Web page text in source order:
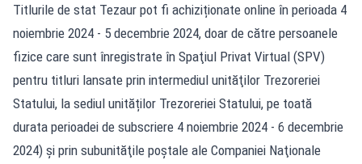
Titlurile de stat Tezaur pot fi achiziționate online în perioada 4
noiembrie 2024 - 5 decembrie 2024, doar de către persoanele
fizice care sunt înregistrate în Spaţiul Privat Virtual (SPV)
pentru titluri lansate prin intermediul unităţilor Trezoreriei
Statului, la sediul unităților Trezoreriei Statului, pe toată
durata perioadei de subscriere 4 noiembrie 2024 - 6 decembrie
2024) şi prin subunităţile poştale ale Companiei Naţionale